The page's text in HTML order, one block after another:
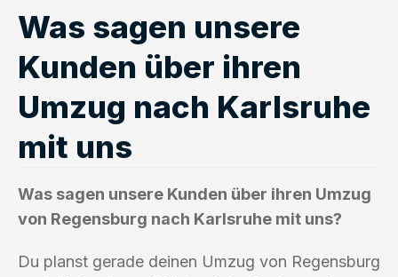
Was sagen unsere
Kunden über ihren
Umzug nach Karlsruhe
mit uns
Was sagen unsere Kunden über ihren Umzug
von Regensburg nach Karlsruhe mit uns?
Du planst gerade deinen Umzug von Regensburg